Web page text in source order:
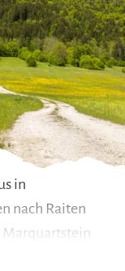
in
nach Raiten
Marquartstein